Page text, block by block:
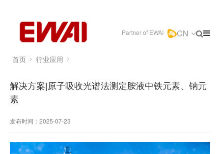
Partner of EWAI CN
首页 行业应用
解决方案|原子吸收光谱法测定胺液中铁元素、钠元
素
发布时间：2025-07-23